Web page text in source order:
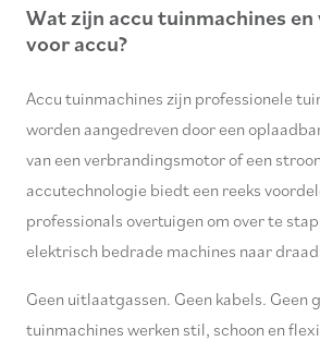
Wat zijn accu tuinmachines en
voor accu?
Accu tuinmachines zijn professionele
worden aangedreven door een
van een verbrandingsmotor of een
accutechnologie biedt een reeks
professionals overtuigen om over te
elektrisch bedrade machines naar
Geen uitlaatgassen. Geen kabels. Geen
tuinmachines werken stil, schoon en